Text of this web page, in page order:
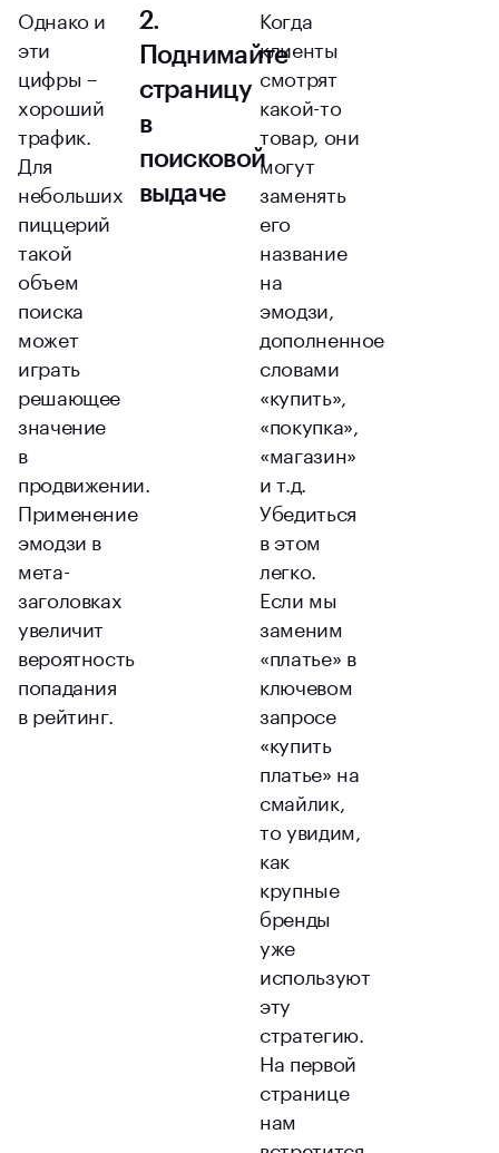
Однако и
эти
цифры –
хороший
трафик.
Для
небольших
пиццерий
такой
объем
поиска
может
играть
решающее
значение
в
продвижении.
Применение
эмодзи в
мета-
заголовках
увеличит
вероятность
попадания
в рейтинг.
2.
Поднимайте
страницу
в
поисковой
выдаче
Когда
клиенты
смотрят
какой-то
товар, они
могут
заменять
его
название
на
эмодзи,
дополненное
словами
«купить»,
«покупка»,
«магазин»
и т.д.
Убедиться
в этом
легко.
Если мы
заменим
«платье» в
ключевом
запросе
«купить
платье» на
смайлик,
то увидим,
как
крупные
бренды
уже
используют
эту
стратегию.
На первой
странице
нам